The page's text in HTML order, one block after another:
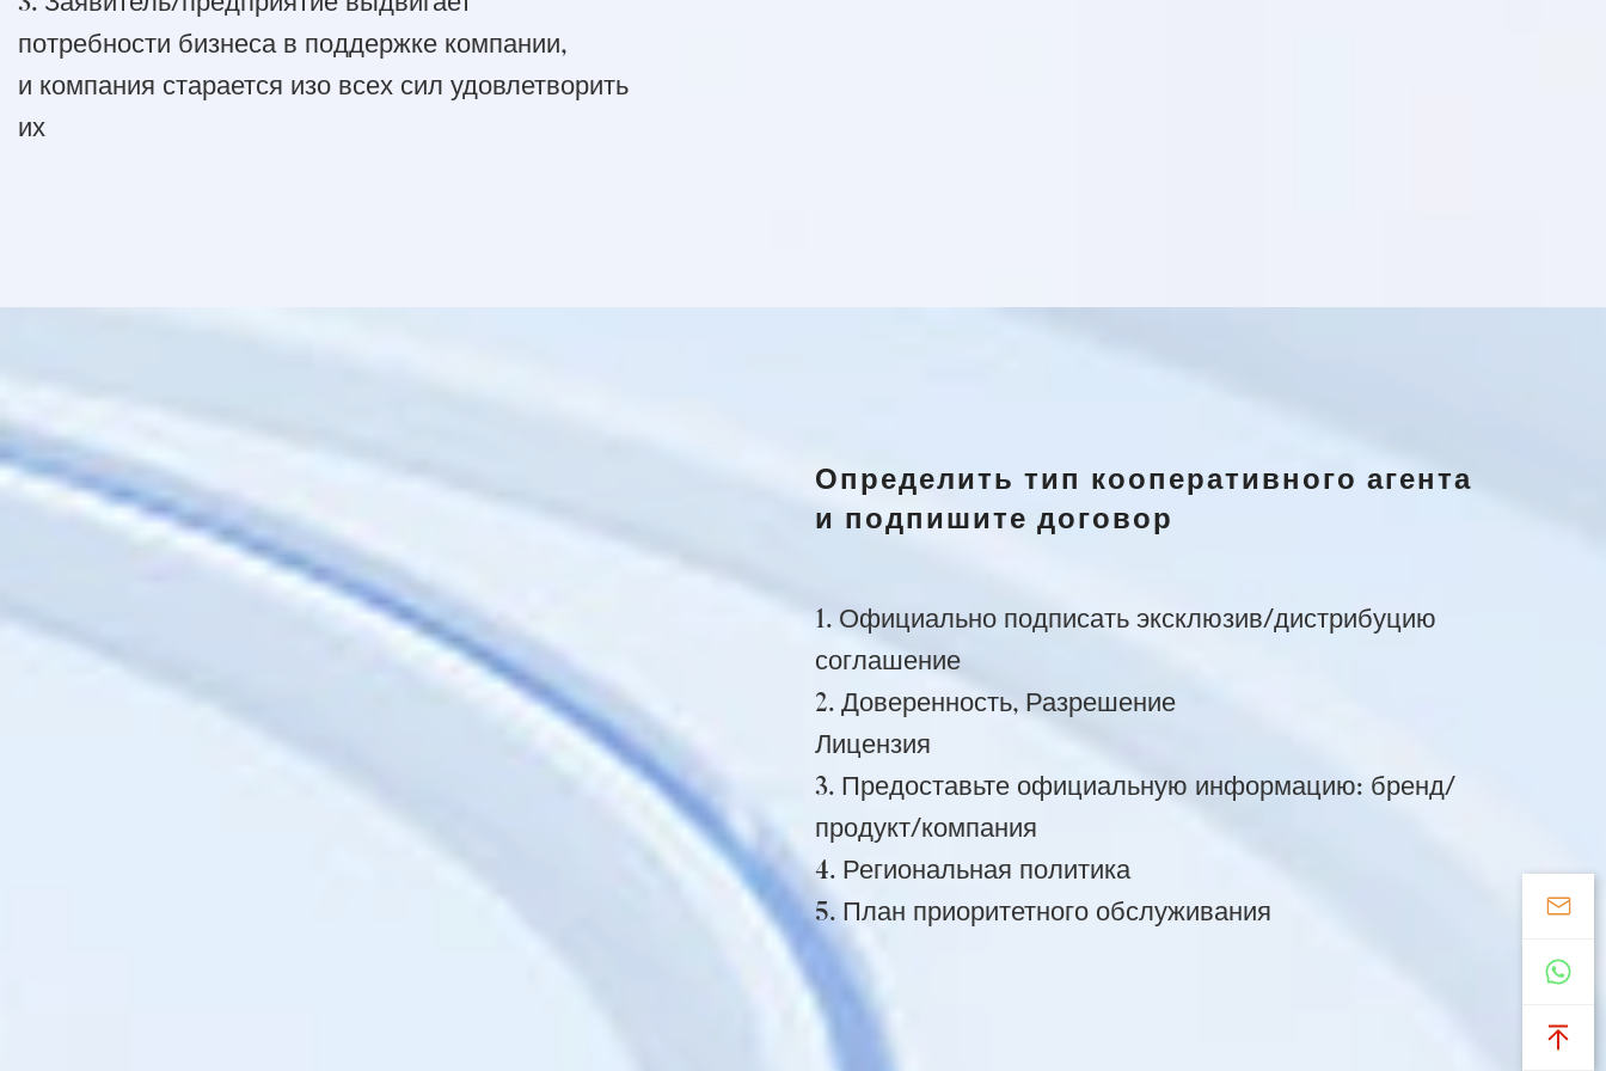
потребности бизнеса в поддержке компании,
и компания старается изо всех сил удовлетворить
их
Определить тип кооперативного агента
и подпишите договор
1. Официально подписать эксклюзив/дистрибуцию
соглашение
2. Доверенность, Разрешение
Лицензия
3. Предоставьте официальную информацию: бренд/
продукт/компания
4. Региональная политика
5. План приоритетного обслуживания